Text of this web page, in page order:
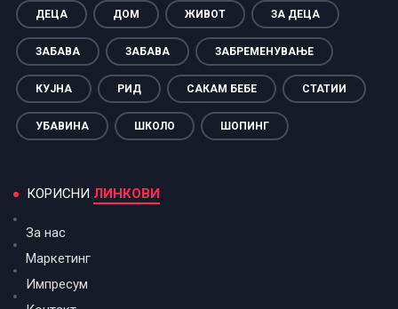
ДЕЦА ДОМ ЖИВОТ ЗА ДЕЦА
ЗАБАВА ЗАБАВА ЗАБРЕМЕНУВАЊЕ
КУЈНА РИД САКАМ БЕБЕ СТАТИИ
УБАВИНА ШКОЛО ШОПИНГ
КОРИСНИ ЛИНКОВИ
За нас
Маркетинг
Импресум